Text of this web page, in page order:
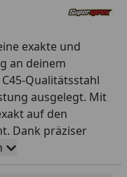
exakte und
an deinem
Qualitätsstahl
ausgelegt. Mit
auf den
Dank präziser
und leise. So
und